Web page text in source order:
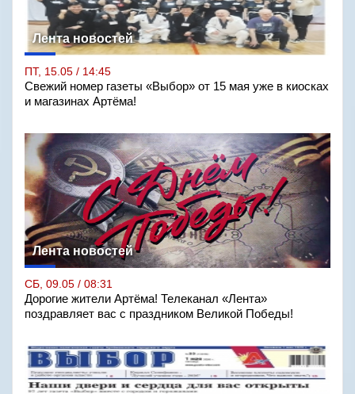
Лента новостей
ПТ, 15.05 / 14:45
Свежий номер газеты «Выбор» от 15 мая уже в киосках
и магазинах Артёма!
Лента новостей
СБ, 09.05 / 08:31
Дорогие жители Артёма! Телеканал «Лента»
поздравляет вас с праздником Великой Победы!